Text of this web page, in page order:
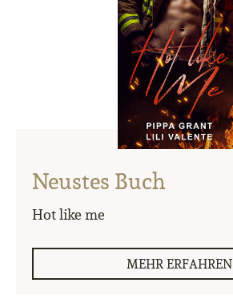
Neustes Buch
Hot like me
MEHR ERFAHREN